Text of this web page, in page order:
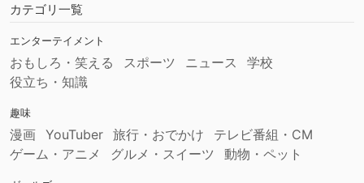
カテゴリ一覧
エンターテイメント
おもしろ・笑える スポーツ ニュース
学校
役立ち・知識
趣味
漫画 YouTuber 旅行・おでかけ
テレビ番組・CM
ゲーム・アニメ
グルメ・スイーツ 動物・ペット